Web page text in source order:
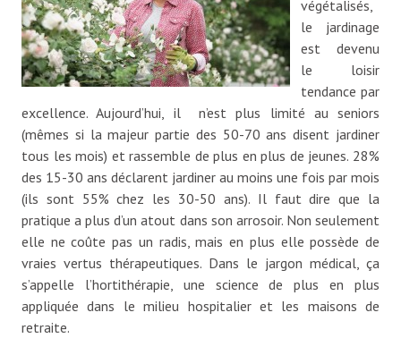
végétalisés,
le jardinage
est devenu
le loisir
tendance par
excellence. Aujourd’hui, il n’est plus limité au seniors
(mêmes si la majeur partie des 50-70 ans disent jardiner
tous les mois) et rassemble de plus en plus de jeunes. 28%
des 15-30 ans déclarent jardiner au moins une fois par mois
(ils sont 55% chez les 30-50 ans). Il faut dire que la
pratique a plus d’un atout dans son arrosoir. Non seulement
elle ne coûte pas un radis, mais en plus elle possède de
vraies vertus thérapeutiques. Dans le jargon médical, ça
s’appelle l’hortithérapie, une science de plus en plus
appliquée dans le milieu hospitalier et les maisons de
retraite.